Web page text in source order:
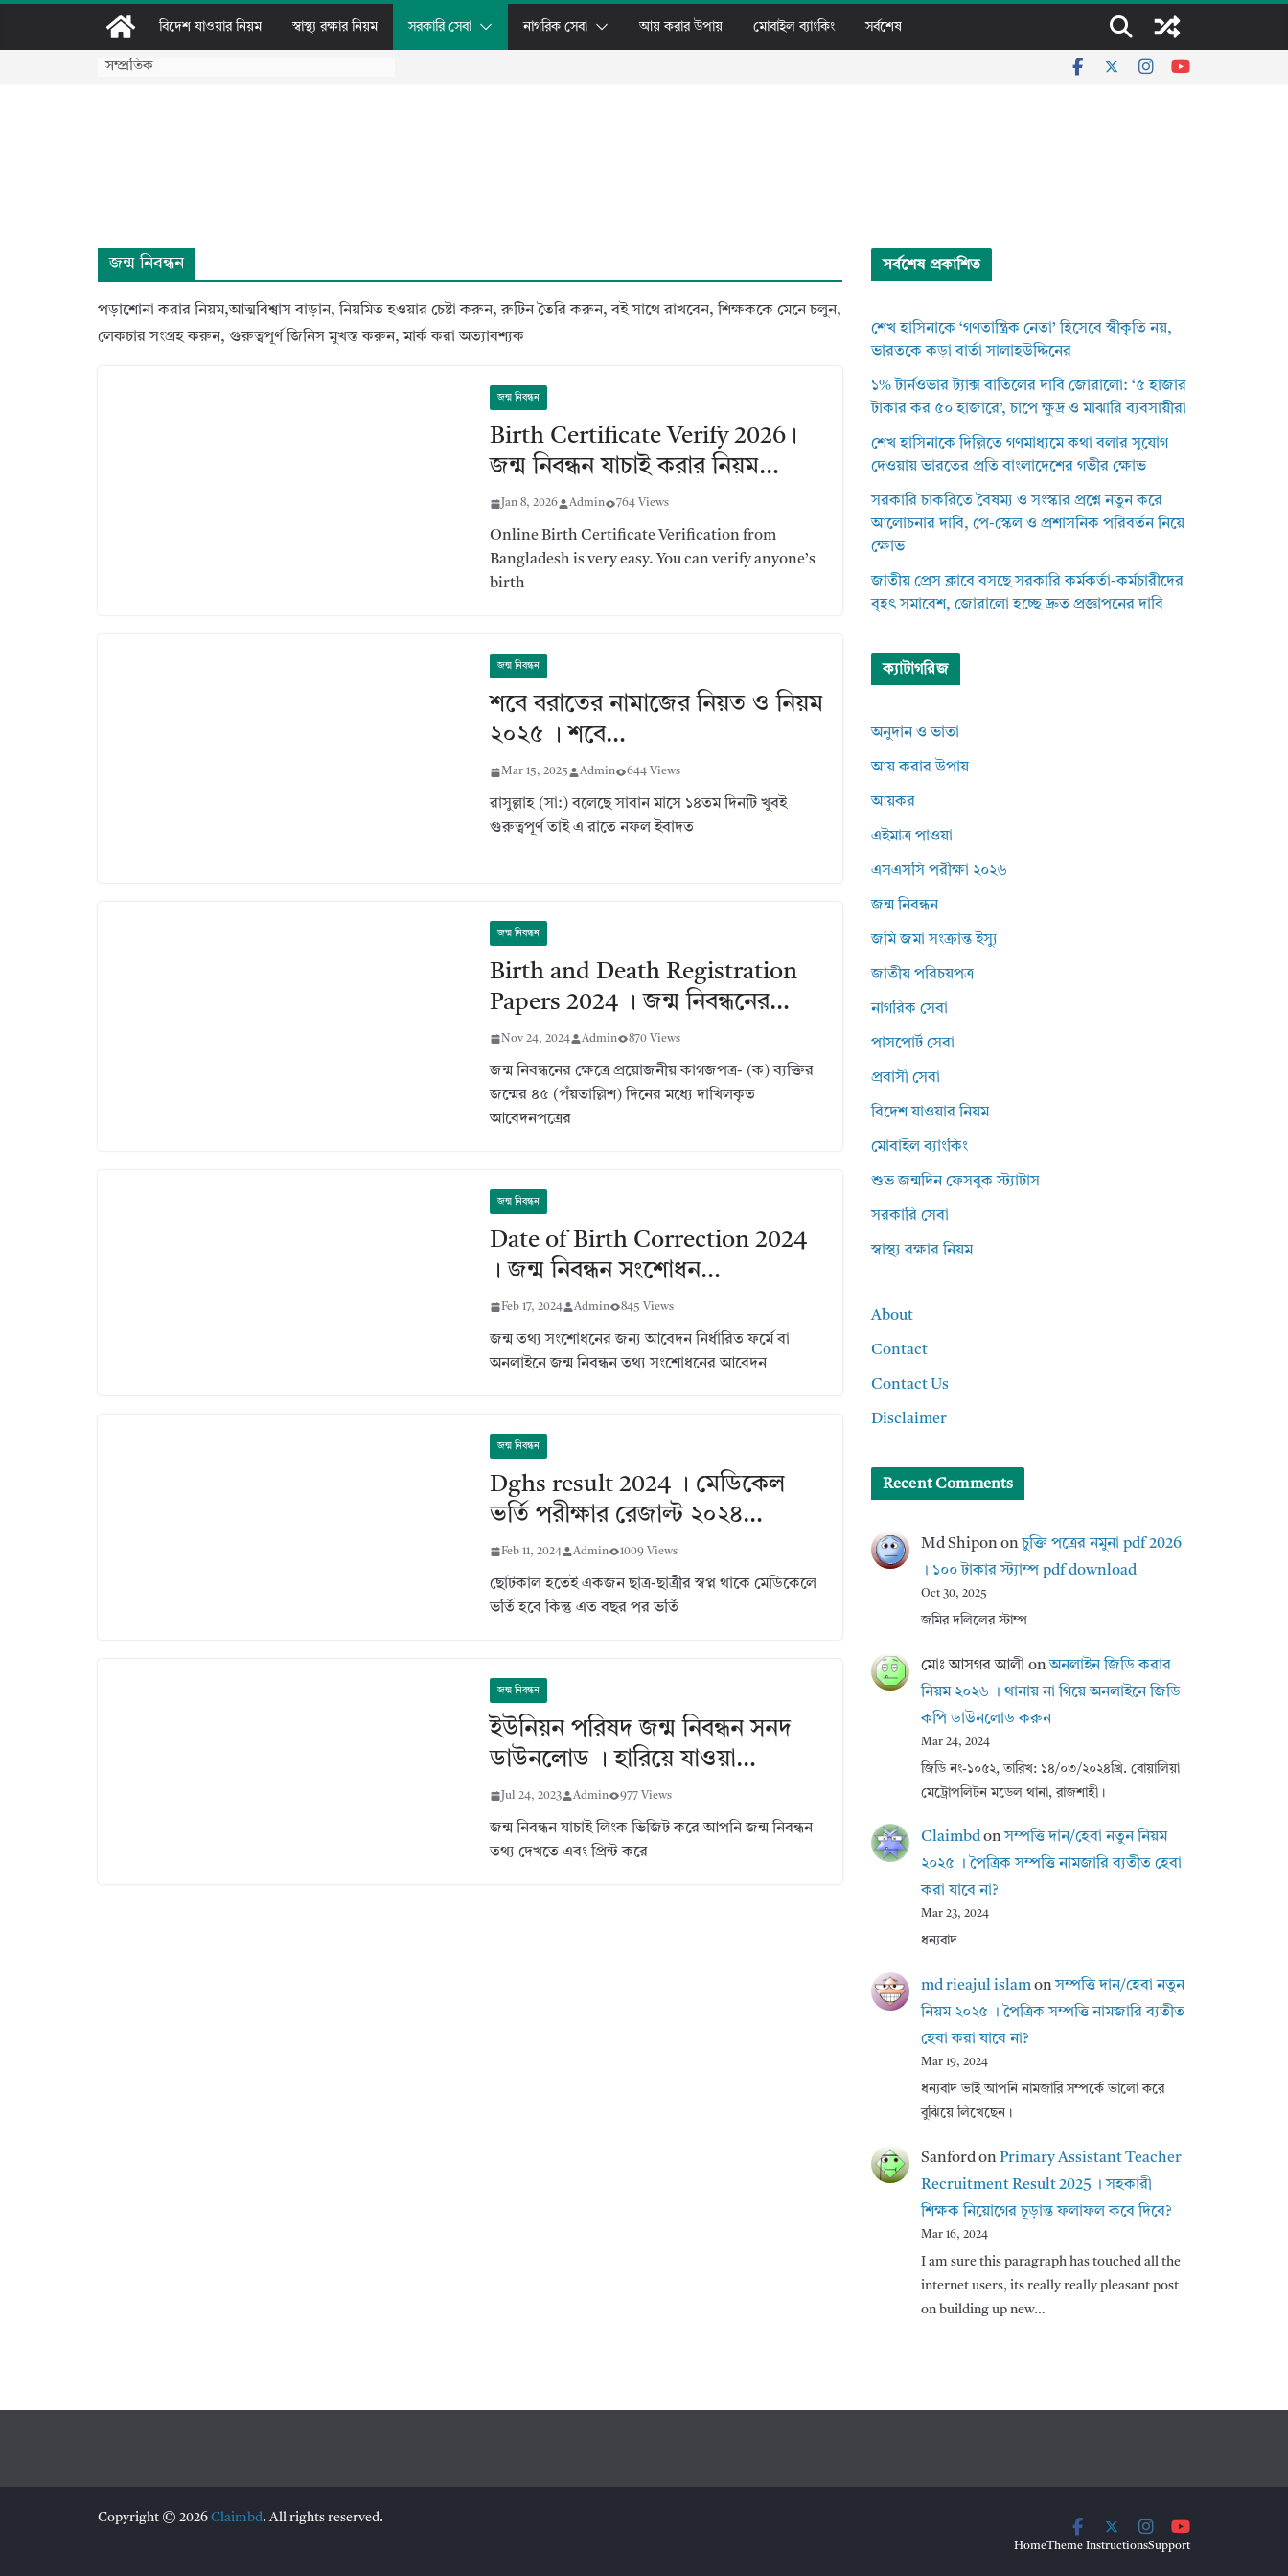
বিদেশ যাওয়ার নিয়ম স্বাস্থ্য রক্ষার নিয়ম সরকারি সেবা নাগরিক সেবা আয় করার উপায় মোবাইল ব্যাংকিং সর্বশেষ
সম্প্রতিক
জন্ম নিবন্ধন
পড়াশোনা করার নিয়ম,আত্মবিশ্বাস বাড়ান, নিয়মিত হওয়ার চেষ্টা করুন, রুটিন তৈরি করুন, বই সাথে রাখবেন, শিক্ষককে মেনে চলুন,
লেকচার সংগ্রহ করুন, গুরুত্বপূর্ণ জিনিস মুখস্ত করুন, মার্ক করা অত্যাবশ্যক
জন্ম নিবন্ধন
Birth Certificate Verify 2026।
জন্ম নিবন্ধন যাচাই করার নিয়ম…
Jan 8, 2026 Admin 764 Views
Online Birth Certificate Verification from
Bangladesh is very easy. You can verify anyone’s
birth
জন্ম নিবন্ধন
শবে বরাতের নামাজের নিয়ত ও নিয়ম
২০২৫ । শবে…
Mar 15, 2025 Admin 644 Views
রাসুল্লাহ (সা:) বলেছে সাবান মাসে ১৪তম দিনটি খুবই
গুরুত্বপূর্ণ তাই এ রাতে নফল ইবাদত
জন্ম নিবন্ধন
Birth and Death Registration
Papers 2024 । জন্ম নিবন্ধনের…
Nov 24, 2024 Admin 870 Views
জন্ম নিবন্ধনের ক্ষেত্রে প্রয়োজনীয় কাগজপত্র- (ক) ব্যক্তির
জন্মের ৪৫ (পঁয়তাল্লিশ) দিনের মধ্যে দাখিলকৃত
আবেদনপত্রের
জন্ম নিবন্ধন
Date of Birth Correction 2024
। জন্ম নিবন্ধন সংশোধন…
Feb 17, 2024 Admin 845 Views
জন্ম তথ্য সংশোধনের জন্য আবেদন নির্ধারিত ফর্মে বা
অনলাইনে জন্ম নিবন্ধন তথ্য সংশোধনের আবেদন
জন্ম নিবন্ধন
Dghs result 2024 । মেডিকেল
ভর্তি পরীক্ষার রেজাল্ট ২০২৪…
Feb 11, 2024 Admin 1009 Views
ছোটকাল হতেই একজন ছাত্র-ছাত্রীর স্বপ্ন থাকে মেডিকেলে
ভর্তি হবে কিন্তু এত বছর পর ভর্তি
জন্ম নিবন্ধন
ইউনিয়ন পরিষদ জন্ম নিবন্ধন সনদ
ডাউনলোড । হারিয়ে যাওয়া…
Jul 24, 2023 Admin 977 Views
জন্ম নিবন্ধন যাচাই লিংক ভিজিট করে আপনি জন্ম নিবন্ধন
তথ্য দেখতে এবং প্রিন্ট করে
সর্বশেষ প্রকাশিত
শেখ হাসিনাকে ‘গণতান্ত্রিক নেতা’ হিসেবে স্বীকৃতি নয়,
ভারতকে কড়া বার্তা সালাহউদ্দিনের
১% টার্নওভার ট্যাক্স বাতিলের দাবি জোরালো: ‘৫ হাজার
টাকার কর ৫০ হাজারে’, চাপে ক্ষুদ্র ও মাঝারি ব্যবসায়ীরা
শেখ হাসিনাকে দিল্লিতে গণমাধ্যমে কথা বলার সুযোগ
দেওয়ায় ভারতের প্রতি বাংলাদেশের গভীর ক্ষোভ
সরকারি চাকরিতে বৈষম্য ও সংস্কার প্রশ্নে নতুন করে
আলোচনার দাবি, পে-স্কেল ও প্রশাসনিক পরিবর্তন নিয়ে
ক্ষোভ
জাতীয় প্রেস ক্লাবে বসছে সরকারি কর্মকর্তা-কর্মচারীদের
বৃহৎ সমাবেশ, জোরালো হচ্ছে দ্রুত প্রজ্ঞাপনের দাবি
ক্যাটাগরিজ
অনুদান ও ভাতা
আয় করার উপায়
আয়কর
এইমাত্র পাওয়া
এসএসসি পরীক্ষা ২০২৬
জন্ম নিবন্ধন
জমি জমা সংক্রান্ত ইস্যু
জাতীয় পরিচয়পত্র
নাগরিক সেবা
পাসপোর্ট সেবা
প্রবাসী সেবা
বিদেশ যাওয়ার নিয়ম
মোবাইল ব্যাংকিং
শুভ জন্মদিন ফেসবুক স্ট্যাটাস
সরকারি সেবা
স্বাস্থ্য রক্ষার নিয়ম
About
Contact
Contact Us
Disclaimer
Recent Comments
Md Shipononচুক্তি পত্রের নমুনা pdf 2026
। ১০০ টাকার স্ট্যাম্প pdf download
Oct 30, 2025
জমির দলিলের স্টাম্প
মোঃ আসগর আলী onঅনলাইন জিডি করার
নিয়ম ২০২৬ । থানায় না গিয়ে অনলাইনে জিডি
কপি ডাউনলোড করুন
Mar 24, 2024
জিডি নং-১০৫২, তারিখ: ১৪/০৩/২০২৪খ্রি. বোয়ালিয়া
মেট্রোপলিটন মডেল থানা, রাজশাহী।
Claimbdonসম্পত্তি দান/হেবা নতুন নিয়ম
২০২৫ । পৈত্রিক সম্পত্তি নামজারি ব্যতীত হেবা
করা যাবে না?
Mar 23, 2024
ধন্যবাদ
md rieajul islamonসম্পত্তি দান/হেবা নতুন
নিয়ম ২০২৫ । পৈত্রিক সম্পত্তি নামজারি ব্যতীত
হেবা করা যাবে না?
Mar 19, 2024
ধন্যবাদ ভাই আপনি নামজারি সম্পর্কে ভালো করে
বুঝিয়ে লিখেছেন।
SanfordonPrimary Assistant Teacher
Recruitment Result 2025 । সহকারী
শিক্ষক নিয়োগের চূড়ান্ত ফলাফল কবে দিবে?
Mar 16, 2024
I am sure this paragraph has touched all the
internet users, its really really pleasant post
on building up new…
HomeTheme InstructionsSupport
Copyright © 2026 Claimbd . All rights reserved.